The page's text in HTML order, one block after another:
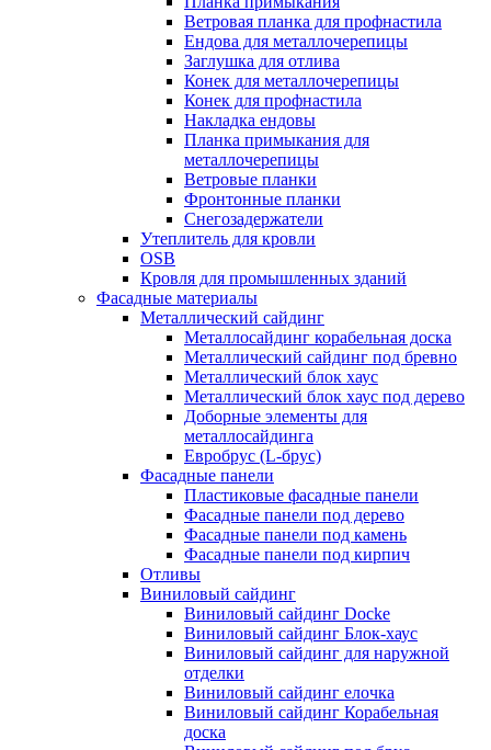
Ветровая планка для профнастила
Ендова для металлочерепицы
Заглушка для отлива
Конек для металлочерепицы
Конек для профнастила
Накладка ендовы
Планка примыкания для
металлочерепицы
Ветровые планки
Фронтонные планки
Снегозадержатели
Утеплитель для кровли
OSB
Кровля для промышленных зданий
Фасадные материалы
Металлический сайдинг
Металлосайдинг корабельная доска
Металлический сайдинг под бревно
Металлический блок хаус
Металлический блок хаус под дерево
Доборные элементы для
металлосайдинга
Евробрус (L-брус)
Фасадные панели
Пластиковые фасадные панели
Фасадные панели под дерево
Фасадные панели под камень
Фасадные панели под кирпич
Отливы
Виниловый сайдинг
Виниловый сайдинг Docke
Виниловый сайдинг Блок-хаус
Виниловый сайдинг для наружной
отделки
Виниловый сайдинг елочка
Виниловый сайдинг Корабельная
доска